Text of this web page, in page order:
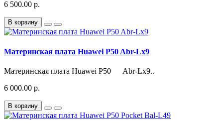
6 500.00 р.
В корзину
Материнская плата Huawei P50 Abr-Lx9
Материнская плата Huawei P50 Abr-Lx9..
6 000.00 р.
В корзину